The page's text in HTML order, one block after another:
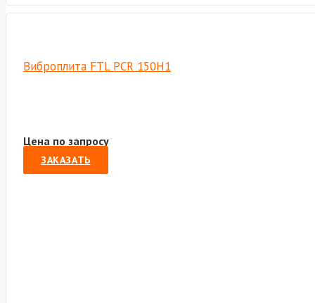
Виброплита FTL PCR 150H1
Цена по запросу
ЗАКАЗАТЬ